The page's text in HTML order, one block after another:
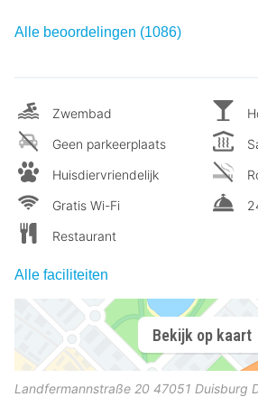
Alle beoordelingen (1086)
Zwembad
Geen parkeerplaats
Huisdiervriendelijk
Gratis Wi-Fi
Restaurant
Alle faciliteiten
Bekijk op kaart
Landfermannstraße 20 47051 Duisburg